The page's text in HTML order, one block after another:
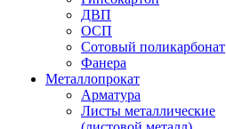
ДВП
ОСП
Сотовый поликарбонат
Фанера
Металлопрокат
Арматура
Листы металлические